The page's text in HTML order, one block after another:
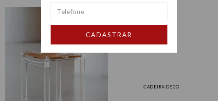
CADEIRA DECO
CADASTRAR